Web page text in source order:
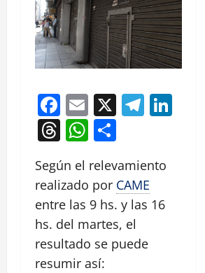
Facebook
Email
X
Threads
WhatsApp
Según el relevamiento
realizado por CAME
entre las 9 hs. y las 16
hs. del martes, el
resultado se puede
resumir así: